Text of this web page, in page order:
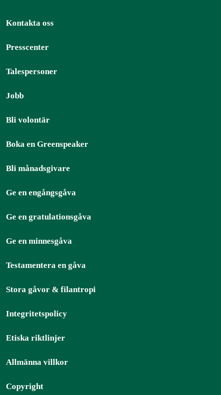
Kontakta oss
Presscenter
Talespersoner
Jobb
Bli volontär
Boka en Greenspeaker
Bli månadsgivare
Ge en engångsgåva
Ge en gratulationsgåva
Ge en minnesgåva
Testamentera en gåva
Stora gåvor & filantropi
Integritetspolicy
Etiska riktlinjer
Allmänna villkor
Copyright